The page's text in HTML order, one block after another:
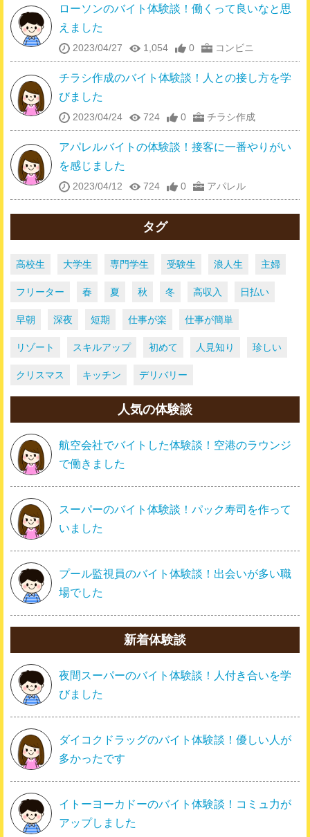
ローソンのバイト体験談！働くって良いなと思
えました
2023/04/27 1,054 0 コンビニ
チラシ作成のバイト体験談！人との接し方を学
びました
2023/04/24 724 0 チラシ作成
アパレルバイトの体験談！接客に一番やりがい
を感じました
2023/04/12 724 0 アパレル
タグ
高校生 大学生 専門学生 受験生 浪人生 主婦
フリーター 春 夏 秋 冬 高収入 日払い
早朝 深夜 短期 仕事が楽 仕事が簡単
リゾート スキルアップ 初めて 人見知り 珍しい
クリスマス キッチン デリバリー
人気の体験談
航空会社でバイトした体験談！空港のラウンジ
で働きました
スーパーのバイト体験談！パック寿司を作って
いました
プール監視員のバイト体験談！出会いが多い職
場でした
新着体験談
夜間スーパーのバイト体験談！人付き合いを学
びました
ダイコクドラッグのバイト体験談！優しい人が
多かったです
イトーヨーカドーのバイト体験談！コミュ力が
アップしました